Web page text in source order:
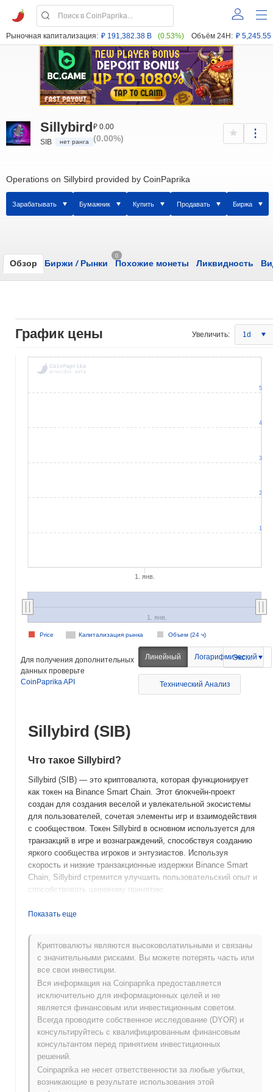
Рыночная капитализация: ₽ 191,382.38 B (0.53%) Объём 24H: ₽ 5,245.55
Sillybird
SIB нет ранга
₽ 0.00
(0.00%)
Operations on Sillybird provided by CoinPaprika
Зарабатывать Бумажник Купить Продавать Биржа
Обзор Биржи /Рынки
0
Похожие монеты Ликвидность
График цены Увеличить: 1d
1. янв.
Капитализация рынка Объем (24 ч)
Price
1. янв.
1
2
3
4
5
Для получения дополнительных
данных проверьте
CoinPaprika API
Линейный Логарифмический
Экспорт
Технический Анализ
Sillybird (SIB)
Что такое Sillybird?
Sillybird (SIB) — это криптовалюта, которая функционирует
как токен на Binance Smart Chain. Этот блокчейн-проект
создан для создания веселой и увлекательной экосистемы
для пользователей, сочетая элементы игр и взаимодействия
с сообществом. Токен Sillybird в основном используется для
транзакций в игре и вознаграждений, способствуя созданию
яркого сообщества игроков и энтузиастов. Используя
скорость и низкие транзакционные издержки Binance Smart
Chain, Sillybird стремится улучшить пользовательский опыт и
способствовать широкому принятию.
Когда и как начался Sillybird?
командой с целью объединить развлечение и полезность в
криптопространстве. Проект сосредоточен на вовлечении
сообщества и геймификации, стремясь построить яркую
экосистему вокруг своего токена. Изначально размещенный
на различных децентрализованных биржах, Sillybird приобрел
популярность благодаря стратегическому маркетингу и
инициативам, ориентированным на сообщество, что помогло
сформировать его раннее развитие.
Что ожидает Sillybird в будущем?
Sillybird (SIB) готовится к захватывающим событиям,
продвигаясь по своему дорожному плану. В ближайших
Показать еще
Криптовалюты являются высоковолатильными и связаны
с значительными рисками. Вы можете потерять часть или
все свои инвестиции.
Вся информация на Coinpaprika предоставляется
исключительно для информационных целей и не
является финансовым или инвестиционным советом.
Всегда проводите собственное исследование (DYOR) и
консультируйтесь с квалифицированным финансовым
консультантом перед принятием инвестиционных
решений.
Coinpaprika не несет ответственности за любые убытки,
возникающие в результате использования этой